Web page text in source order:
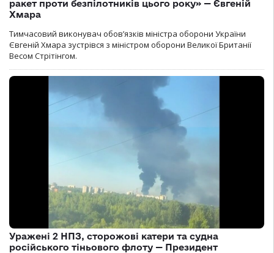
ракет проти безпілотників цього року» — Євгеній
Хмара
Тимчасовий виконувач обов’язків міністра оборони України
Євгеній Хмара зустрівся з міністром оборони Великої Британії
Весом Стрітінгом.
Уражені 2 НПЗ, сторожові катери та судна
російського тіньового флоту — Президент